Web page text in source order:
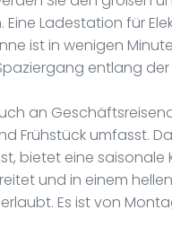
Ladestation für
ist in wenigen
entlang der
an
Frühstück umfasst.
bietet eine saisonale
und in einem
Es ist von